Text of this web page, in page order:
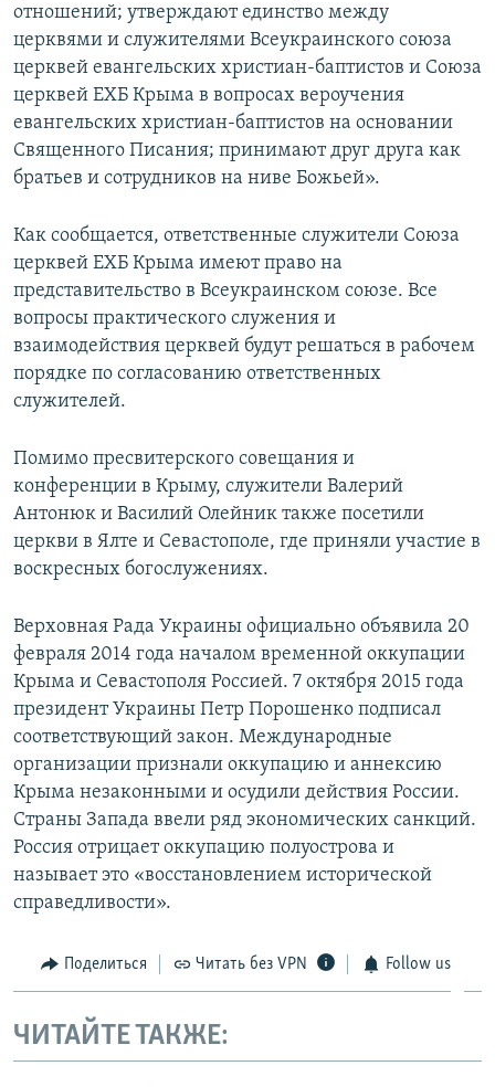
отношений; утверждают единство между
церквями и служителями Всеукраинского союза
церквей евангельских христиан-баптистов и Союза
церквей ЕХБ Крыма в вопросах вероучения
евангельских христиан-баптистов на основании
Священного Писания; принимают друг друга как
братьев и сотрудников на ниве Божьей».
Как сообщается, ответственные служители Союза
церквей ЕХБ Крыма имеют право на
представительство в Всеукраинском союзе. Все
вопросы практического служения и
взаимодействия церквей будут решаться в рабочем
порядке по согласованию ответственных
служителей.
Помимо пресвитерского совещания и
конференции в Крыму, служители Валерий
Антонюк и Василий Олейник также посетили
церкви в Ялте и Севастополе, где приняли участие в
воскресных богослужениях.
Верховная Рада Украины официально объявила 20
февраля 2014 года началом временной оккупации
Крыма и Севастополя Россией. 7 октября 2015 года
президент Украины Петр Порошенко подписал
соответствующий закон. Международные
организации признали оккупацию и аннексию
Крыма незаконными и осудили действия России.
Страны Запада ввели ряд экономических санкций.
Россия отрицает оккупацию полуострова и
называет это «восстановлением исторической
справедливости».
Поделиться Читать без VPN Follow us
ЧИТАЙТЕ ТАКЖЕ: